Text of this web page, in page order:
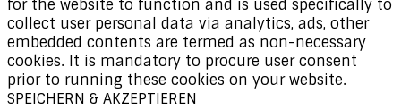
for the website to function and is used specifically to
collect user personal data via analytics, ads, other
embedded contents are termed as non-necessary
cookies. It is mandatory to procure user consent
prior to running these cookies on your website.
SPEICHERN & AKZEPTIEREN